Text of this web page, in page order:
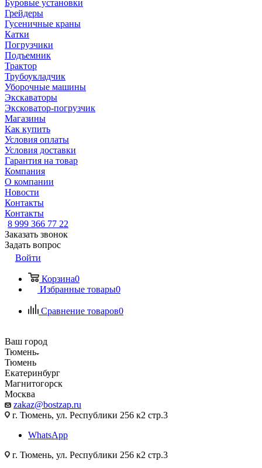
Буровые установки
Грейдеры
Гусеничные краны
Катки
Погрузчики
Подъемник
Трактор
Трубоукладчик
Уборочные машины
Экскаваторы
Эксковатор-погрузчик
Магазины
Как купить
Условия оплаты
Условия доставки
Гарантия на товар
Компания
О компании
Новости
Контакты
Контакты
8 999 366 77 22
Заказать звонок
Задать вопрос
Войти
Корзина0
Избранные товары0
Сравнение товаров0
Ваш город
Тюмень
Тюмень
Екатеринбург
Магнитогорск
Москва
zakaz@bostzap.ru
г. Тюмень, ул. Республики 256 к2 стр.3
WhatsApp
г. Тюмень, ул. Республики 256 к2 стр.3